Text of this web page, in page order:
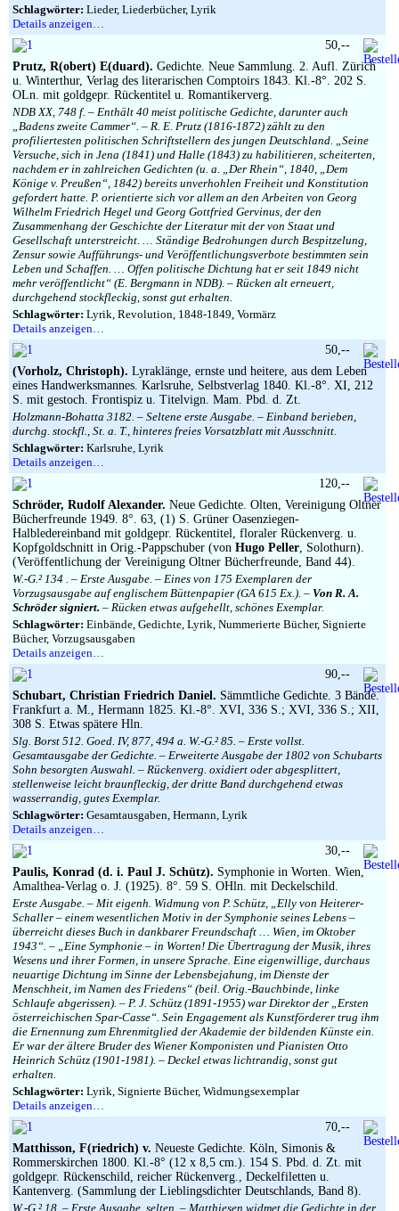
Schlagwörter: Lieder, Liederbücher, Lyrik
Details anzeigen…
Prutz, R(obert) E(duard). Gedichte. Neue Sammlung. 2. Aufl. Zürich
u. Winterthur, Verlag des literarischen Comptoirs 1843. Kl.-8°. 202 S.
OLn. mit goldgepr. Rückentitel u. Romantikerverg.
NDB XX, 748 f. – Enthält 40 meist politische Gedichte, darunter auch
„Badens zweite Cammer“. – R. E. Prutz (1816-1872) zählt zu den
profiliertesten politischen Schriftstellern des jungen Deutschland. „Seine
Versuche, sich in Jena (1841) und Halle (1843) zu habilitieren, scheiterten,
nachdem er in zahlreichen Gedichten (u. a. „Der Rhein“, 1840, „Dem
Könige v. Preußen“, 1842) bereits unverhohlen Freiheit und Konstitution
gefordert hatte. P. orientierte sich vor allem an den Arbeiten von Georg
Wilhelm Friedrich Hegel und Georg Gottfried Gervinus, der den
Zusammenhang der Geschichte der Literatur mit der von Staat und
Gesellschaft unterstreicht. … Ständige Bedrohungen durch Bespitzelung,
Zensur sowie Aufführungs- und Veröffentlichungsverbote bestimmten sein
Leben und Schaffen. … Offen politische Dichtung hat er seit 1849 nicht
mehr veröffentlicht“ (E. Bergmann in NDB). – Rücken alt erneuert,
durchgehend stockfleckig, sonst gut erhalten.
Schlagwörter: Lyrik, Revolution, 1848-1849, Vormärz
Details anzeigen…
50,--
(Vorholz, Christoph). Lyraklänge, ernste und heitere, aus dem Leben
eines Handwerksmannes. Karlsruhe, Selbstverlag 1840. Kl.-8°. XI, 212
S. mit gestoch. Frontispiz u. Titelvign. Mam. Pbd. d. Zt.
Holzmann-Bohatta 3182. – Seltene erste Ausgabe. – Einband berieben,
durchg. stockfl., St. a. T., hinteres freies Vorsatzblatt mit Ausschnitt.
Schlagwörter: Karlsruhe, Lyrik
Details anzeigen…
50,--
Schröder, Rudolf Alexander. Neue Gedichte. Olten, Vereinigung Oltner
Bücherfreunde 1949. 8°. 63, (1) S. Grüner Oasenziegen-
Halbledereinband mit goldgepr. Rückentitel, floraler Rückenverg. u.
Kopfgoldschnitt in Orig.-Pappschuber (von Hugo Peller, Solothurn).
(Veröffentlichung der Vereinigung Oltner Bücherfreunde, Band 44).
W.-G.² 134 . – Erste Ausgabe. – Eines von 175 Exemplaren der
Vorzugsausgabe auf englischem Büttenpapier (GA 615 Ex.). – Von R. A.
Schröder signiert. – Rücken etwas aufgehellt, schönes Exemplar.
Schlagwörter: Einbände, Gedichte, Lyrik, Nummerierte Bücher, Signierte
Bücher, Vorzugsausgaben
Details anzeigen…
120,--
Schubart, Christian Friedrich Daniel. Sämmtliche Gedichte. 3 Bände.
Frankfurt a. M., Hermann 1825. Kl.-8°. XVI, 336 S.; XVI, 336 S.; XII,
308 S. Etwas spätere Hln.
Slg. Borst 512. Goed. IV, 877, 494 a. W.-G.² 85. – Erste vollst.
Gesamtausgabe der Gedichte. – Erweiterte Ausgabe der 1802 von Schubarts
Sohn besorgten Auswahl. – Rückenverg. oxidiert oder abgesplittert,
stellenweise leicht braunfleckig, der dritte Band durchgehend etwas
wasserrandig, gutes Exemplar.
Schlagwörter: Gesamtausgaben, Hermann, Lyrik
Details anzeigen…
90,--
Paulis, Konrad (d. i. Paul J. Schütz). Symphonie in Worten. Wien,
Amalthea-Verlag o. J. (1925). 8°. 59 S. OHln. mit Deckelschild.
Erste Ausgabe. – Mit eigenh. Widmung von P. Schütz, „Elly von Heiterer-
Schaller – einem wesentlichen Motiv in der Symphonie seines Lebens –
überreicht dieses Buch in dankbarer Freundschaft … Wien, im Oktober
1943“. – „Eine Symphonie – in Worten! Die Übertragung der Musik, ihres
Wesens und ihrer Formen, in unsere Sprache. Eine eigenwillige, durchaus
neuartige Dichtung im Sinne der Lebensbejahung, im Dienste der
Menschheit, im Namen des Friedens“ (beil. Orig.-Bauchbinde, linke
Schlaufe abgerissen). – P. J. Schütz (1891-1955) war Direktor der „Ersten
österreichischen Spar-Casse“. Sein Engagement als Kunstförderer trug ihm
die Ernennung zum Ehrenmitglied der Akademie der bildenden Künste ein.
Er war der ältere Bruder des Wiener Komponisten und Pianisten Otto
Heinrich Schütz (1901-1981). – Deckel etwas lichtrandig, sonst gut
erhalten.
Schlagwörter: Lyrik, Signierte Bücher, Widmungsexemplar
Details anzeigen…
30,--
Matthisson, F(riedrich) v. Neueste Gedichte. Köln, Simonis &
Rommerskirchen 1800. Kl.-8° (12 x 8,5 cm.). 154 S. Pbd. d. Zt. mit
goldgepr. Rückenschild, reicher Rückenverg., Deckelfiletten u.
Kantenverg. (Sammlung der Lieblingsdichter Deutschlands, Band 8).
W.-G.² 18. – Erste Ausgabe, selten. – Matthiesen widmet die Gedichte in der
70,--